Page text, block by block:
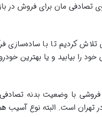
مان برای فروش در
کردیم تا با ساده‌سازی
را بیابید و یا بهترین
با وضعیت بدنه
است. البته نوع آسیب